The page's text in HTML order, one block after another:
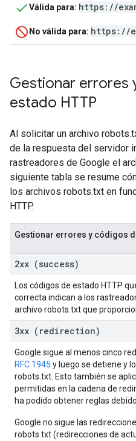
Válida para: https://
No válida para: https://
Gestionar errores
estado HTTP
Al solicitar un archivo
de la respuesta del servidor
rastreadores de Google el
siguiente tabla se resume
los archivos robots.txt en
HTTP.
Gestionar errores y códigos
2xx (success)
Los códigos de estado HTTP
correcta indican a los
archivo robots.txt que
3xx (redirection)
Google sigue al menos cinco
RFC 1945 y luego se detiene y
robots.txt. Esto también se
permitidas en la cadena de
ha podido obtener reglas
Google no sigue las
robots.txt (redirecciones de